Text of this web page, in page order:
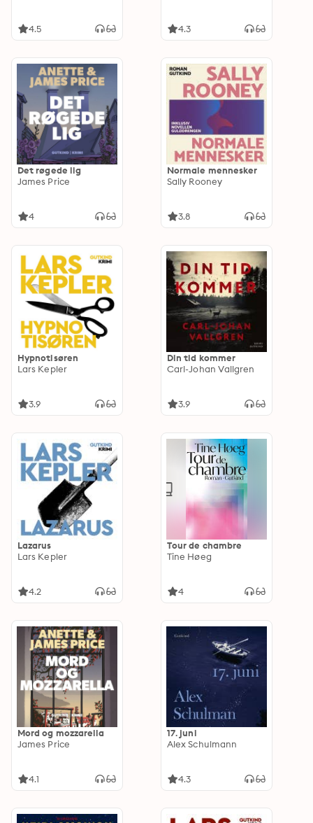
4.5 4.3
Det røgede lig
James Price
4
Normale mennesker
Sally Rooney
3.8
Hypnotisøren
Lars Kepler
3.9
Din tid kommer
Carl-Johan Vallgren
3.9
Lazarus
Lars Kepler
4.2
Tour de chambre
Tine Høeg
4
Mord og mozzarella
James Price
4.1
17. juni
Alex Schulmann
4.3